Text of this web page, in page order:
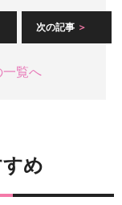
次の記事
覧へ
め